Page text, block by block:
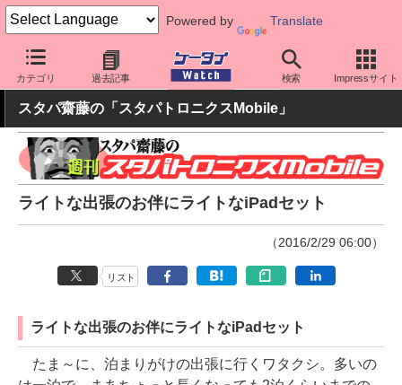
Powered by Translate
カテゴリ 過去記事 検索 Impressサイト
ケータイ Watch OS iPhone (iOS)
スタパ齋藤の「スタパトロニクスMobile」
ライトな出張のお伴にライトなiPadセット
（2016/2/29 06:00）
リスト
ライトな出張のお伴にライトなiPadセット
たま～に、泊まりがけの出張に行くワタクシ。多いの